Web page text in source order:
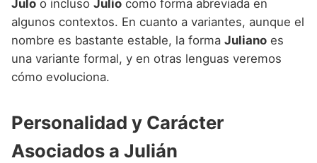
Julo o incluso Julio como forma abreviada en
algunos contextos. En cuanto a variantes, aunque el
nombre es bastante estable, la forma Juliano es
una variante formal, y en otras lenguas veremos
cómo evoluciona.
Personalidad y Carácter
Asociados a Julián